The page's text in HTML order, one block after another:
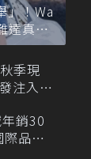
」！Wa
達真正
季現
注入80
銷30
品牌